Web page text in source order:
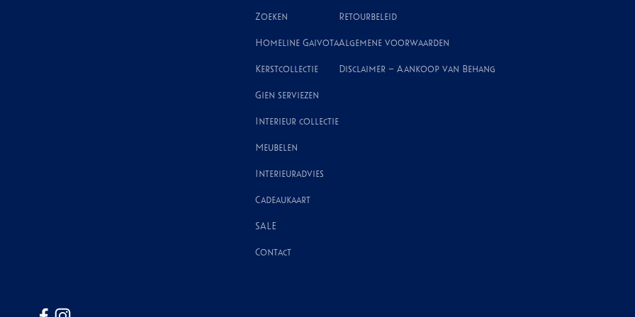
Zoeken
Homeline Gaivota
Kerstcollectie
Gien serviezen
Interieur collectie
Meubelen
Interieuradvies
Cadeaukaart
SALE
Contact
Retourbeleid
Algemene voorwaarden
Disclaimer – Aankoop van Behang